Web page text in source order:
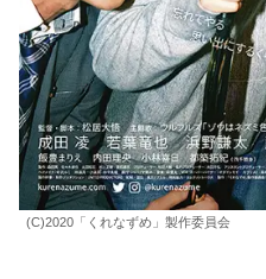
(C)2020「くれなずめ」製作委員会